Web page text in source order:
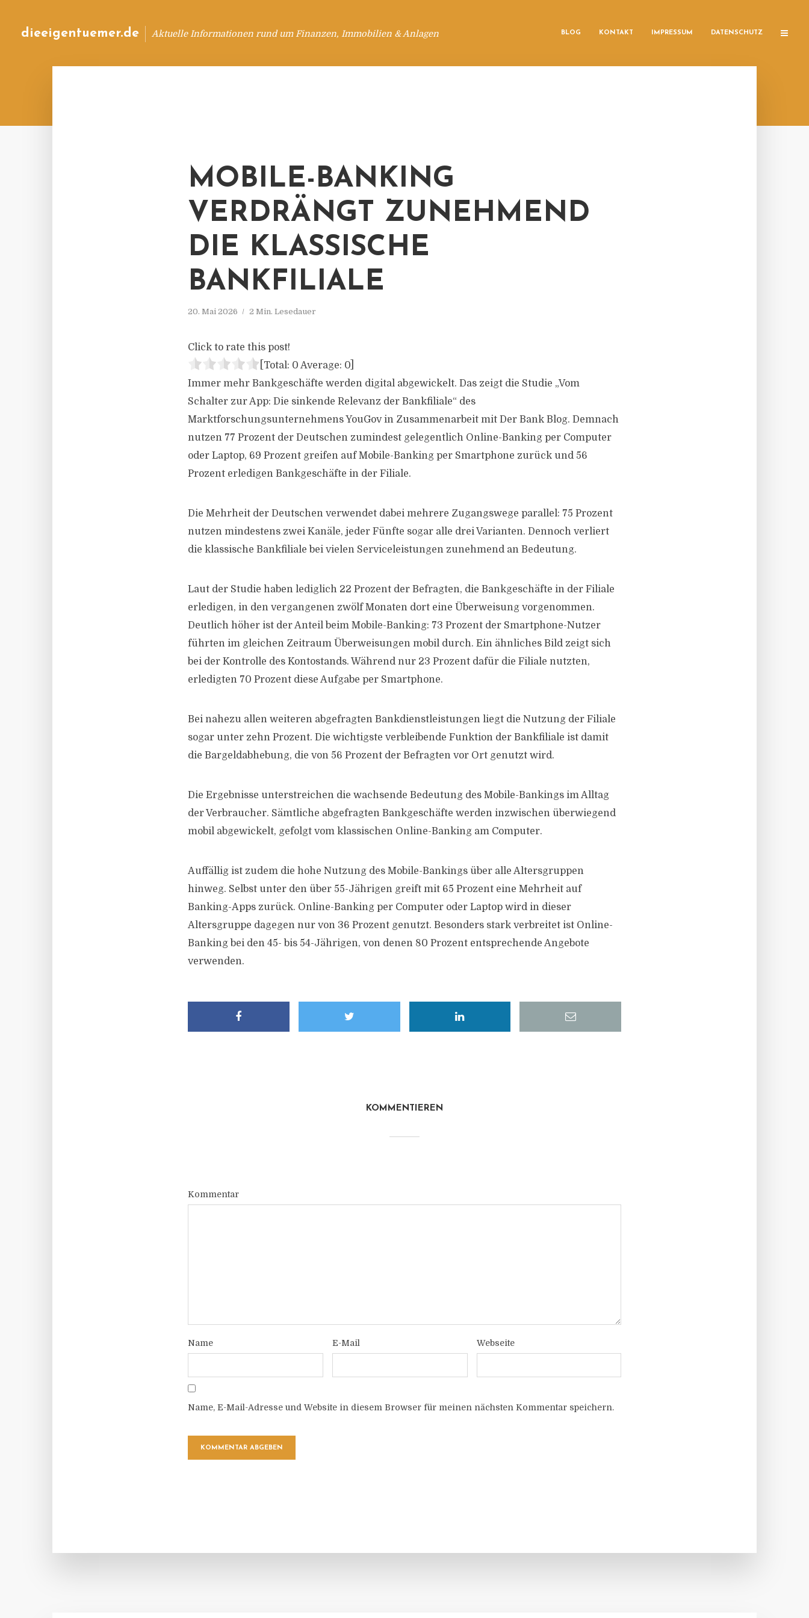
dieeigentuemer.de Aktuelle Informationen rund um Finanzen, Immobilien & Anlagen BLOG KONTAKT IMPRESSUM DATENSCHUTZ
MOBILE-BANKING
VERDRÄNGT ZUNEHMEND
DIE KLASSISCHE
BANKFILIALE
20. Mai 2026 2 Min. Lesedauer
Click to rate this post!
[Total: 0 Average: 0
Immer mehr Bankgeschäfte werden digital abgewickelt. Das zeigt die Studie „Vom
Schalter zur App: Die sinkende Relevanz der Bankfiliale“ des
Marktforschungsunternehmens YouGov in Zusammenarbeit mit Der Bank Blog. Demnach
nutzen 77 Prozent der Deutschen zumindest gelegentlich Online-Banking per Computer
oder Laptop, 69 Prozent greifen auf Mobile-Banking per Smartphone zurück und 56
Prozent erledigen Bankgeschäfte in der Filiale.
Die Mehrheit der Deutschen verwendet dabei mehrere Zugangswege parallel: 75 Prozent
nutzen mindestens zwei Kanäle, jeder Fünfte sogar alle drei Varianten. Dennoch verliert
die klassische Bankfiliale bei vielen Serviceleistungen zunehmend an Bedeutung.
Laut der Studie haben lediglich 22 Prozent der Befragten, die Bankgeschäfte in der Filiale
erledigen, in den vergangenen zwölf Monaten dort eine Überweisung vorgenommen.
Deutlich höher ist der Anteil beim Mobile-Banking: 73 Prozent der Smartphone-Nutzer
führten im gleichen Zeitraum Überweisungen mobil durch. Ein ähnliches Bild zeigt sich
bei der Kontrolle des Kontostands. Während nur 23 Prozent dafür die Filiale nutzten,
erledigten 70 Prozent diese Aufgabe per Smartphone.
Bei nahezu allen weiteren abgefragten Bankdienstleistungen liegt die Nutzung der Filiale
sogar unter zehn Prozent. Die wichtigste verbleibende Funktion der Bankfiliale ist damit
die Bargeldabhebung, die von 56 Prozent der Befragten vor Ort genutzt wird.
Die Ergebnisse unterstreichen die wachsende Bedeutung des Mobile-Bankings im Alltag
der Verbraucher. Sämtliche abgefragten Bankgeschäfte werden inzwischen überwiegend
mobil abgewickelt, gefolgt vom klassischen Online-Banking am Computer.
Auffällig ist zudem die hohe Nutzung des Mobile-Bankings über alle Altersgruppen
hinweg. Selbst unter den über 55-Jährigen greift mit 65 Prozent eine Mehrheit auf
Banking-Apps zurück. Online-Banking per Computer oder Laptop wird in dieser
Altersgruppe dagegen nur von 36 Prozent genutzt. Besonders stark verbreitet ist Online-
Banking bei den 45- bis 54-Jährigen, von denen 80 Prozent entsprechende Angebote
verwenden.
KOMMENTIEREN
Kommentar
Name E-Mail Webseite
Name, E-Mail-Adresse und Website in diesem Browser für meinen nächsten Kommentar speichern.